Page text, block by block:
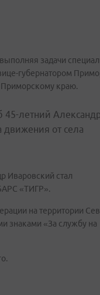
задачи
губернатором
краю.
45-летний
движения от села
Иваровский стал
«ТИГР».
на территории
знаками «За службу на